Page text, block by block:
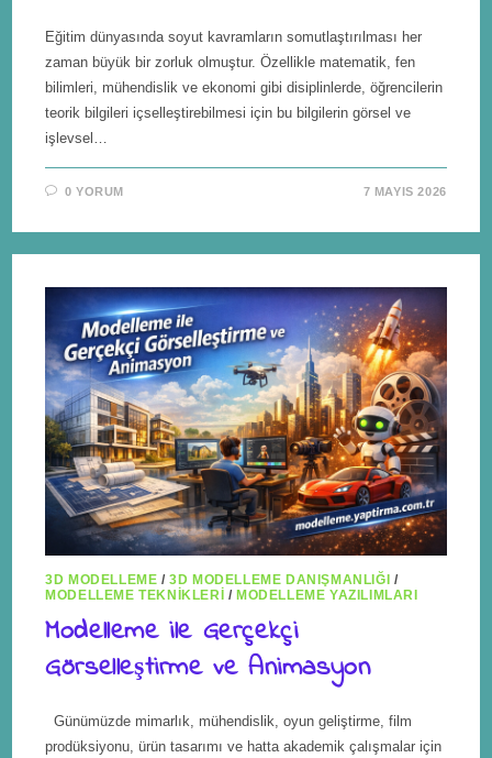
Eğitim dünyasında soyut kavramların somutlaştırılması her
zaman büyük bir zorluk olmuştur. Özellikle matematik, fen
bilimleri, mühendislik ve ekonomi gibi disiplinlerde, öğrencilerin
teorik bilgileri içselleştirebilmesi için bu bilgilerin görsel ve
işlevsel…
0 YORUM 7 MAYIS 2026
3D MODELLEME /3D MODELLEME DANIŞMANLIĞI /
MODELLEME TEKNIKLERI / MODELLEME YAZILIMLARI
Modelleme ile Gerçekçi
Görselleştirme ve Animasyon
Günümüzde mimarlık, mühendislik, oyun geliştirme, film
prodüksiyonu, ürün tasarımı ve hatta akademik çalışmalar için